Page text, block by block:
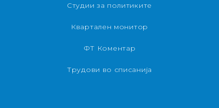
Студии за политиките
Квартален монитор
ФТ Коментар
Трудови во списанија